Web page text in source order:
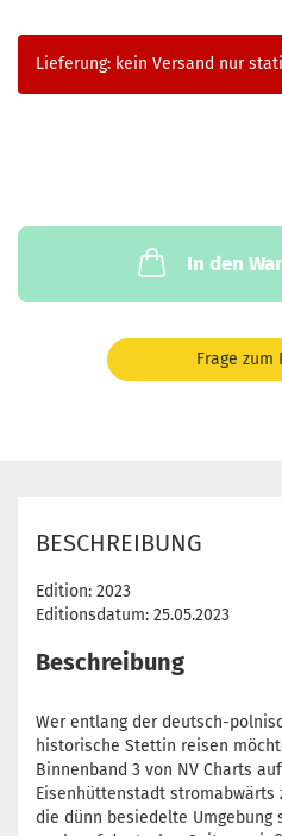
Lieferung: kein Versand nur
In den
Frage zum
BESCHREIBUNG
Edition: 2023
Editionsdatum: 25.05.2023
Beschreibung
Wer entlang der deutsch-
historische Stettin reisen
Binnenband 3 von NV Charts
Eisenhüttenstadt
die dünn besiedelte